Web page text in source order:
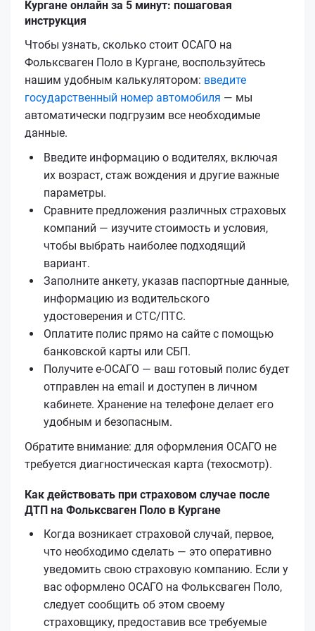
Кургане онлайн за 5 минут: пошаговая
инструкция
Чтобы узнать, сколько стоит ОСАГО на
Фольксваген Поло в Кургане, воспользуйтесь
нашим удобным калькулятором: введите
государственный номер автомобиля — мы
автоматически подгрузим все необходимые
данные.
Введите информацию о водителях, включая
их возраст, стаж вождения и другие важные
параметры.
Сравните предложения различных страховых
компаний — изучите стоимость и условия,
чтобы выбрать наиболее подходящий
вариант.
Заполните анкету, указав паспортные данные,
информацию из водительского
удостоверения и СТС/ПТС.
Оплатите полис прямо на сайте с помощью
банковской карты или СБП.
Получите е‑ОСАГО — ваш готовый полис будет
отправлен на email и доступен в личном
кабинете. Хранение на телефоне делает его
удобным и безопасным.
Обратите внимание: для оформления ОСАГО не
требуется диагностическая карта (техосмотр).
Как действовать при страховом случае после
ДТП на Фольксваген Поло в Кургане
Когда возникает страховой случай, первое,
что необходимо сделать — это оперативно
уведомить свою страховую компанию. Если у
вас оформлено ОСАГО на Фольксваген Поло,
следует сообщить об этом своему
страховщику, предоставив все требуемые